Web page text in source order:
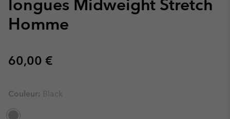
longues Midweight Stretch
Homme
Regular price:
60,00 €
Couleur: Black